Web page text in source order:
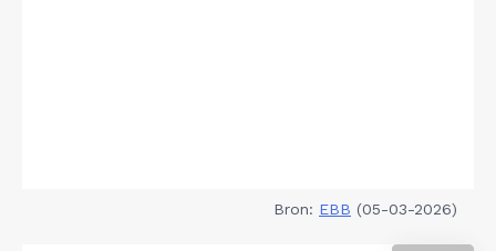
Bron: EBB (05-03-2026)